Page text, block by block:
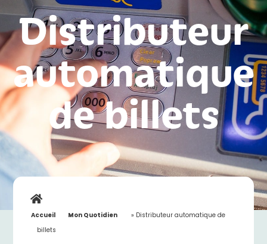
Distributeur
automatique
de billets
Accueil »
Mon Quotidien » Distributeur automatique de
billets